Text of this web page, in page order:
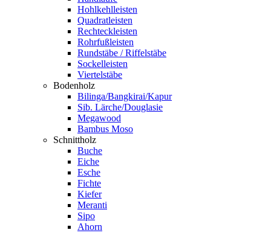
Hohlkehlleisten
Quadratleisten
Rechteckleisten
Rohrfußleisten
Rundstäbe / Riffelstäbe
Sockelleisten
Viertelstäbe
Bodenholz
Bilinga/Bangkirai/Kapur
Sib. Lärche/Douglasie
Megawood
Bambus Moso
Schnittholz
Buche
Eiche
Esche
Fichte
Kiefer
Meranti
Sipo
Ahorn